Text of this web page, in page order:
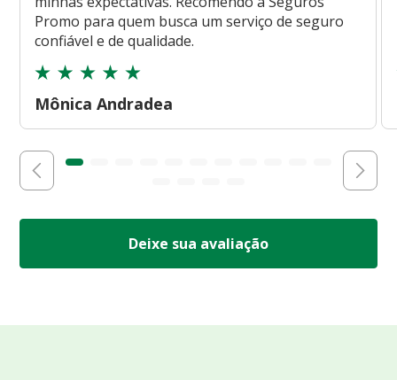
Promo para quem busca um serviço de seguro
confiável e de qualidade.
Mônica Andradea
Deixe sua avaliação